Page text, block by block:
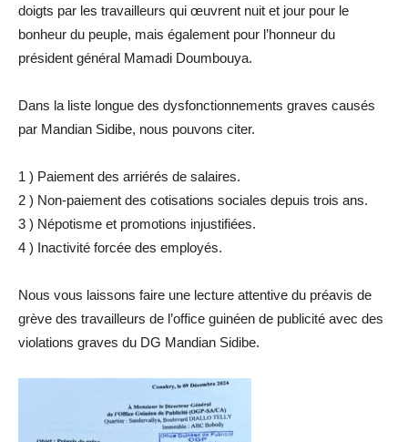
doigts par les travailleurs qui œuvrent nuit et jour pour le
bonheur du peuple, mais également pour l’honneur du
président général Mamadi Doumbouya.
Dans la liste longue des dysfonctionnements graves causés
par Mandian Sidibe, nous pouvons citer.
1 ) Paiement des arriérés de salaires.
2 ) Non-paiement des cotisations sociales depuis trois ans.
3 ) Népotisme et promotions injustifiées.
4 ) Inactivité forcée des employés.
Nous vous laissons faire une lecture attentive du préavis de
grève des travailleurs de l’office guinéen de publicité avec des
violations graves du DG Mandian Sidibe.